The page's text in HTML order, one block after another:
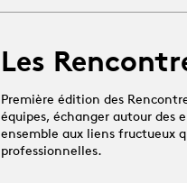
Les
Première édition des
équipes, échanger autour des
ensemble aux liens fructueux
professionnelles.